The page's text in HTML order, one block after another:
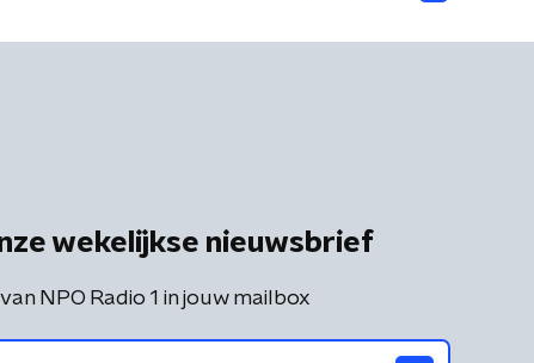
wekelijkse nieuwsbrief
NPO Radio 1 in jouw mailbox